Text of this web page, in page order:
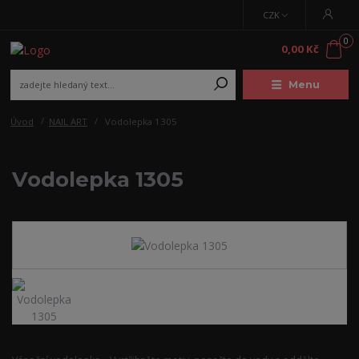
Menu
CZK
0
0,00 Kč
Úvod NAIL ART Vodolepka 1305
Vodolepka 1305